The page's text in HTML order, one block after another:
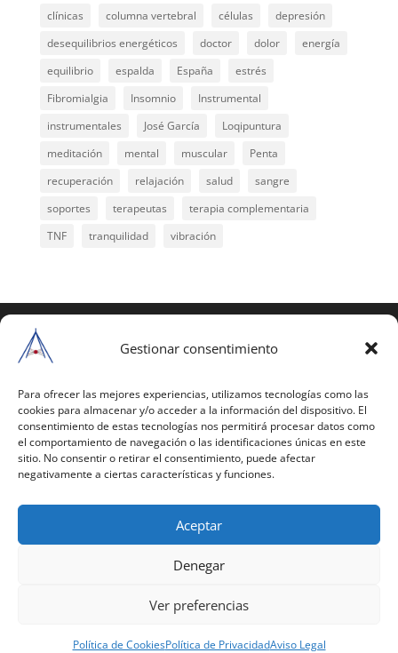
Gestionar consentimiento
Para ofrecer las mejores experiencias, utilizamos tecnologías como las
cookies para almacenar y/o acceder a la información del dispositivo. El
consentimiento de estas tecnologías nos permitirá procesar datos como
el comportamiento de navegación o las identificaciones únicas en este
sitio. No consentir o retirar el consentimiento, puede afectar
negativamente a ciertas características y funciones.
Aceptar
Denegar
Ver preferencias
Política de CookiesPolítica de PrivacidadAviso Legal
clínicas
columna vertebral células
depresión
desequilibrios energéticos
doctor dolor
energía
equilibrio
espalda España
estrés
Fibromialgia
Insomnio
Instrumental
instrumentales
José García
Loqipuntura
meditación
mental muscular
Penta
recuperación
relajación salud
sangre
soportes
terapeutas
terapia complementaria
TNF
tranquilidad vibración
reservados
estas páginas o parte de ellas, necesita pedir
autorización por escrito a Mario Gil Sánchez.
Todos los instrumentales están PATENTADOS.
Web inaugurada en 2002 (última actualización en
Política de Privacidad